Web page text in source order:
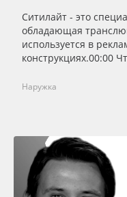
Ситилайт - это
обладающая
используется в
конструкциях.00:00
Наружка